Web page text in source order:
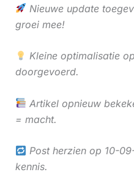
Nieuwe update
groei mee!
Kleine optimalisatie
doorgevoerd.
Artikel opnieuw
= macht.
Post herzien op 10-
kennis.